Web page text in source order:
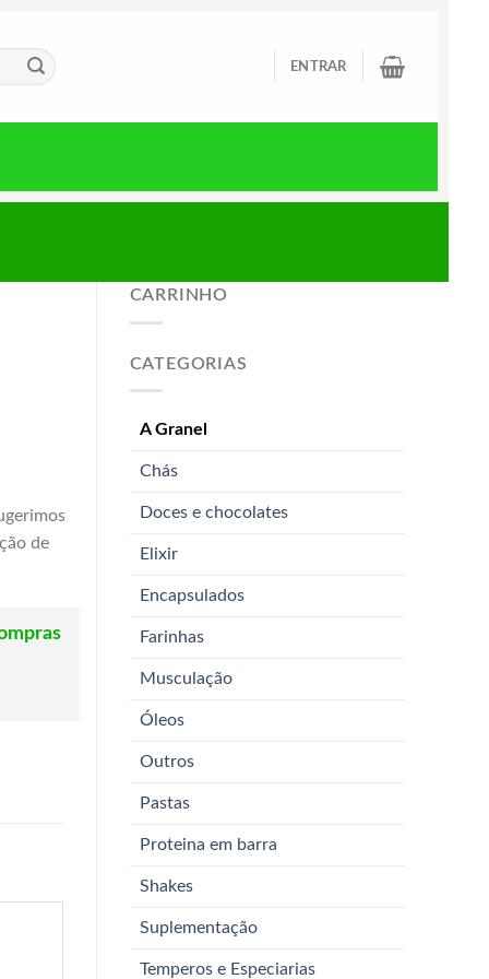
ENTRAR
CARRINHO
CATEGORIAS
A Granel
Chás
Doces e chocolates
Elixir
Encapsulados
Farinhas
Musculação
Óleos
Outros
Pastas
Proteina em barra
Shakes
Suplementação
Temperos e Especiarias
de